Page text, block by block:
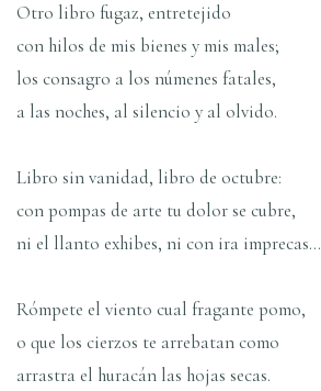
Otro libro fugaz, entretejido
con hilos de mis bienes y mis males;
los consagro a los númenes fatales,
a las noches, al silencio y al olvido.
Libro sin vanidad, libro de octubre:
con pompas de arte tu dolor se cubre,
ni el llanto exhibes, ni con ira imprecas…
Rómpete el viento cual fragante pomo,
o que los cierzos te arrebatan como
arrastra el huracán las hojas secas.